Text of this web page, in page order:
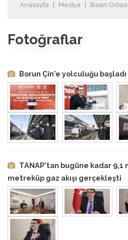
Anasayfa Medya Basın Odası
Fotoğraflar
Borun Çin'e yolculuğu başladı
TANAP'tan bugüne kadar 9,1
metreküp gaz akışı gerçekleşti